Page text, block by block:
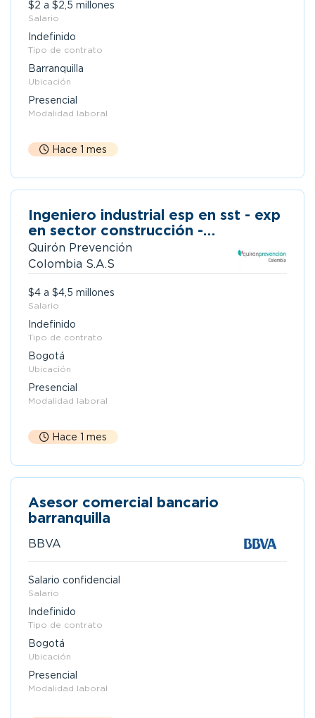
$2 a $2,5 millones
Salario
Indefinido
Tipo de contrato
Barranquilla
Ubicación
Presencial
Modalidad laboral
Hace 1 mes
Ingeniero industrial esp en sst - exp
en sector construcción -
barranquilla
Quirón Prevención
Colombia S.A.S
$4 a $4,5 millones
Salario
Indefinido
Tipo de contrato
Bogotá
Ubicación
Presencial
Modalidad laboral
Hace 1 mes
Asesor comercial bancario
barranquilla
BBVA
Salario confidencial
Salario
Indefinido
Tipo de contrato
Bogotá
Ubicación
Presencial
Modalidad laboral